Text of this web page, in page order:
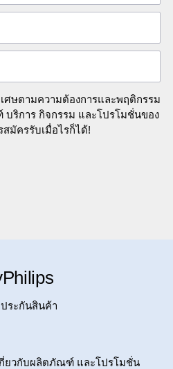
ศษตามความต้องการและพฤติกรรม
บริการ กิจกรรม และโปรโมชั่นของ
สมัครรับเมื่อไรก็ได้!
ประกันสินค้า
กี่ยวกับผลิตภัณฑ์ และโปรโมชั่น